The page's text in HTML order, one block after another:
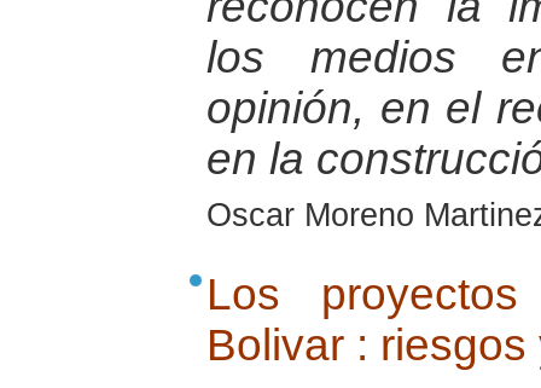
los medios
opinión, en el
en la
Oscar Moreno
Los
Bolivar :